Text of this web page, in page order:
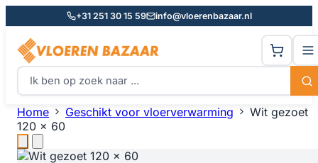
+31 251 30 15 59 info@vloerenbazaar.nl
Home Geschikt voor vloerverwarming
Wit gezoet
120 x 60